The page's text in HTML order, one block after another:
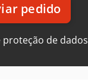
pedido
proteção de dados